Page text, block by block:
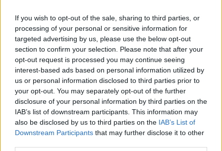
If you wish to opt-out of the sale, sharing to third parties, or
processing of your personal or sensitive information for
targeted advertising by us, please use the below opt-out
section to confirm your selection. Please note that after your
opt-out request is processed you may continue seeing
interest-based ads based on personal information utilized by
us or personal information disclosed to third parties prior to
your opt-out. You may separately opt-out of the further
disclosure of your personal information by third parties on the
IAB’s list of downstream participants. This information may
also be disclosed by us to third parties on the IAB’s List of
Downstream Participants that may further disclose it to other
Monaco, Sallys Café, Westernbrauerei – der
Europa-Park 2026 macht vieles neu